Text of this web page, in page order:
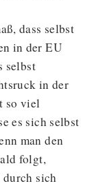
dass selbst
in der EU
selbst
in der
so viel
es sich selbst
man den
folgt,
sich